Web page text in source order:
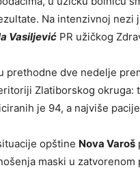
Na intenzivnoj nezi
Vasiljević PR užičkog
prethodne dve nedelje
Zlatiborskog okruga:
je 94, a najviše
opštine Nova Varoš
maski u